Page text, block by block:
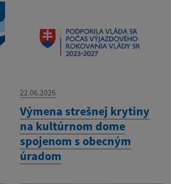
22.06.2026
Výmena strešnej krytiny
na kultúrnom dome
spojenom s obecným
úradom